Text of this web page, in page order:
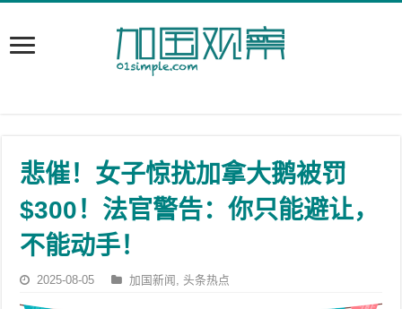
悲催！女子惊扰加拿大鹅被罚
$300！法官警告：你只能避让，
不能动手！
2025-08-05 加国新闻 ,头条热点